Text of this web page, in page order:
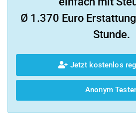
Ø 1.370 Euro
Stunde.
Jetzt kostenlos
Anonym